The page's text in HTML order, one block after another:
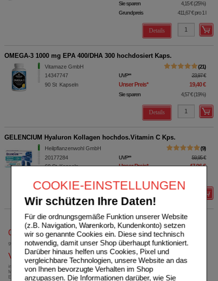
COOKIE-EINSTELLUNGEN
Wir schützen Ihre Daten!
Für die ordnungsgemäße Funktion unserer Website
(z.B. Navigation, Warenkorb, Kundenkonto) setzen
wir so genannte Cookies ein. Diese sind technisch
notwendig, damit unser Shop überhaupt funktioniert.
Darüber hinaus helfen uns Cookies, Pixel und
vergleichbare Technologien, unsere Website an das
von Ihnen bevorzugte Verhalten im Shop
anzupassen. Die Informationen darüber, wie Sie
Sie sparen 4,15 € (25%)
Grundpreis
411,67 €pro 1 l
Details
OMEGA-3 1000 mg EPA 400/DHA 300 hochdosiert Kaps.
Vitamaze GmbH
14347747
90 St Kapseln
21
UVP** 23,97 €
Unser Preis* 19,40 €
Sie sparen 4,57 € (19%)
Details
GELENCIUM Hyaluron Kollagen hochdos.Vitamin C Kps.
Heilpflanzenwohl GmbH
20177284
60St Kapseln
9
UVP** 59,95 €
Unser Preis* 47,96 €
0800-10 11 422
gebührenfreie Rufnummer
Versandkostenfrei
innerhalb Deutschlands bei einem
Mindestbestellwert von 13,99 Euro oder bei
Einsendung eines Kassenrezeptes